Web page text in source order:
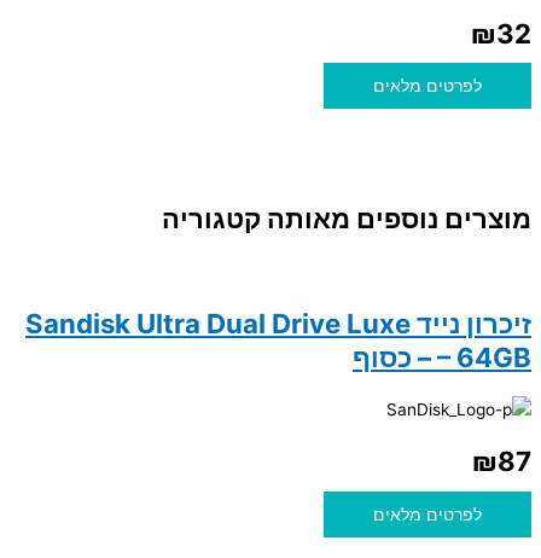
₪32
לפרטים מלאים
מוצרים נוספים מאותה קטגוריה
זיכרון נייד Sandisk Ultra Dual Drive Luxe
– 64GB – כסוף
₪87
לפרטים מלאים